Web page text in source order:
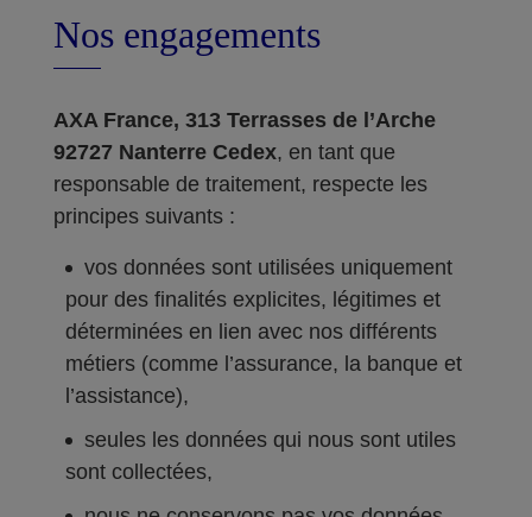
Nos engagements
AXA France, 313 Terrasses de l’Arche
92727 Nanterre Cedex, en tant que
responsable de traitement, respecte les
principes suivants :
vos données sont utilisées uniquement
pour des finalités explicites, légitimes et
déterminées en lien avec nos différents
métiers (comme l’assurance, la banque et
l’assistance),
seules les données qui nous sont utiles
sont collectées,